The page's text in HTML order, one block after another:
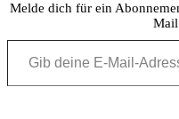
Melde dich für ein
Mail
Gib deine E-Mail-Adresse ein ...